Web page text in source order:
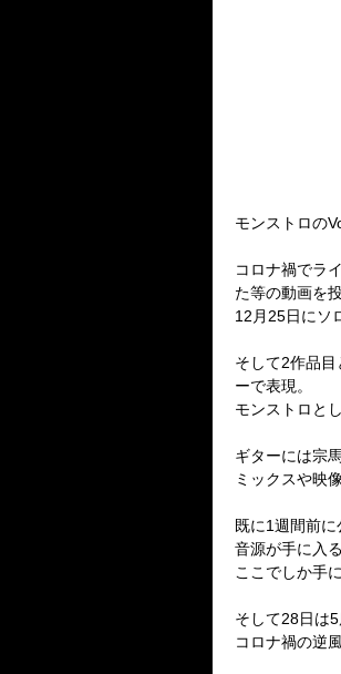
モンストロの
コロナ禍でラ
た等の動画を
12月25日にソ
そして2作品
ーで表現。
モンストロと
ギターには宗
ミックスや映
既に1週間前
音源が手に入
ここでしか手
そして28日は
コロナ禍の逆